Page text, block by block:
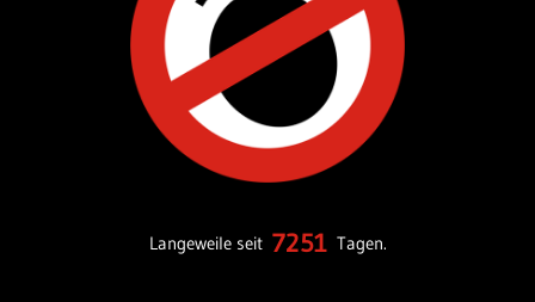
Langeweile seit 7251 Tagen.